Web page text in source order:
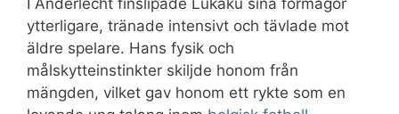
I Anderlecht finslipade Lukaku sina förmågor
ytterligare, tränade intensivt och tävlade mot
äldre spelare. Hans fysik och
målskytteinstinkter skiljde honom från
mängden, vilket gav honom ett rykte som en